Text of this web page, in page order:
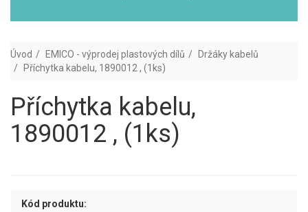
Úvod EMICO - výprodej plastových dílů
Držáky kabelů
Příchytka kabelu, 1890012 , (1ks)
Příchytka kabelu,
1890012 , (1ks)
Kód produktu: